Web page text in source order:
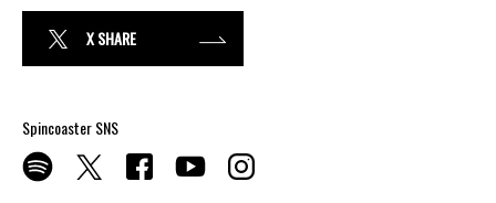
X SHARE
Spincoaster SNS